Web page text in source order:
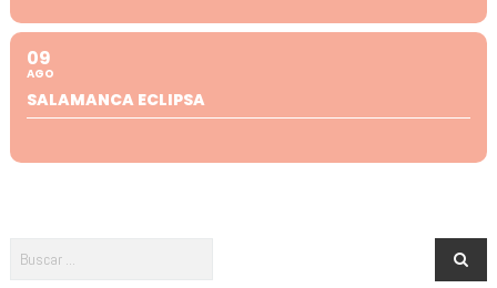
09
AGO
SALAMANCA ECLIPSA